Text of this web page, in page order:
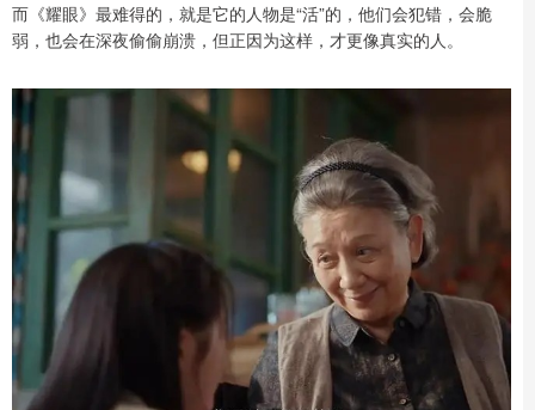
而《耀眼》最难得的，就是它的人物是“活”的，他们会犯错，会脆
弱，也会在深夜偷偷崩溃，但正因为这样，才更像真实的人。